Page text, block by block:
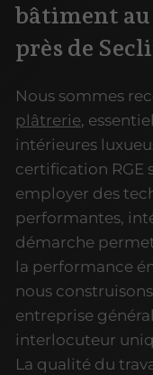
bâtiment au
près de
Nous sommes
plâtrerie,
intérieures
certification RGE
employer des
performantes,
démarche
la performance
nous
entreprise
interlocuteur
La qualité du